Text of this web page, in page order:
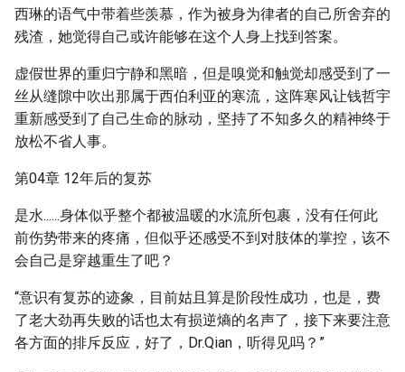
西琳的语气中带着些羡慕，作为被身为律者的自己所舍弃的
残渣，她觉得自己或许能够在这个人身上找到答案。
虚假世界的重归宁静和黑暗，但是嗅觉和触觉却感受到了一
丝从缝隙中吹出那属于西伯利亚的寒流，这阵寒风让钱哲宇
重新感受到了自己生命的脉动，坚持了不知多久的精神终于
放松不省人事。
第04章 12年后的复苏
是水......身体似乎整个都被温暖的水流所包裹，没有任何此
前伤势带来的疼痛，但似乎还感受不到对肢体的掌控，该不
会自己是穿越重生了吧？
“意识有复苏的迹象，目前姑且算是阶段性成功，也是，费
了老大劲再失败的话也太有损逆熵的名声了，接下来要注意
各方面的排斥反应，好了，Dr.Qian，听得见吗？”